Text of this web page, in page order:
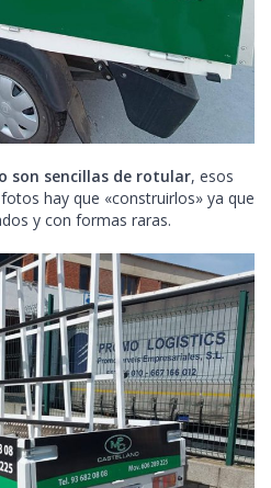
son sencillas de rotular, esos
hay que «construirlos» ya que
y con formas raras.